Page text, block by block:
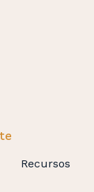
Recursos